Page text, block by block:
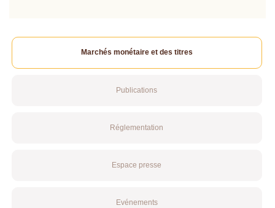
Marchés monétaire et des titres
Publications
Réglementation
Espace presse
Evénements